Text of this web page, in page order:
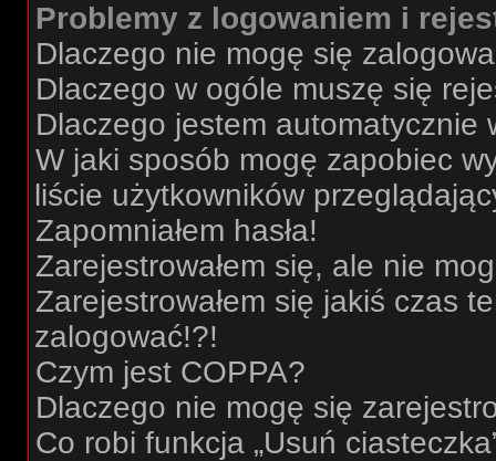
Problemy z logowaniem i
Dlaczego nie mogę się
Dlaczego w ogóle muszę się
Dlaczego jestem automatycznie
W jaki sposób mogę zapobiec
liście użytkowników
Zapomniałem hasła!
Zarejestrowałem się, ale nie
Zarejestrowałem się jakiś czas
zalogować!?!
Czym jest COPPA?
Dlaczego nie mogę się
Co robi funkcja „Usuń